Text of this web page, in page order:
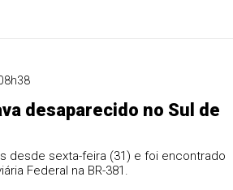
desaparecido no Sul de
desde sexta-feira (31) e foi encontrado
Federal na BR-381.